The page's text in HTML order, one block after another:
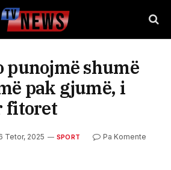
punojmë shumë
pak gjumë, i
fitoret
Tetor, 2025 SPORT
Pa Komente